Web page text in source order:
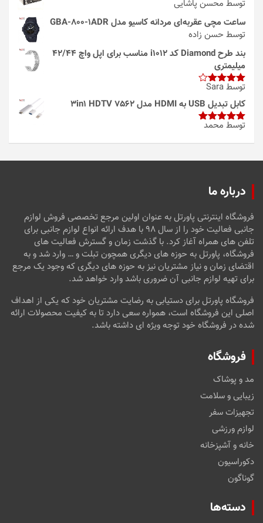
توسط محسن پاشایی
ساعت مچی عقربه‌ای مردانه کاسیو مدل GBA-800-1ADR
توسط حسن زاده
بند طرح Diamond کد i1012 مناسب برای اپل واچ 42/44
میلیمتری
امتیاز4
از 5
توسط Sara
کابل تبدیل USB به HDMI مدل 3in1 HDTV 7562
امتیاز5از
توسط محمد
درباره ما
فروشگاه اینترنتی پاورتل به عنوان اولین مرجع تخصصی فروش لوازم
جانبی فعالیت خود را از سال ۹۸ با هدف ارائه انواع لوازم جانبی برای
تلفن های همراه آغاز کرد. با گذشت زمان و گسترش فعالیت های
فروشگاه، پاورتل به حوزه های دیگری همچون تبلت و … وارد شد و به
اقتضای زمان و نیاز مشتریان نیز به حوزه های دیگری که وجود یک مرجع
برای تهیه لوازم جانبی آن ضروری باشد وارد خواهد شد.
فروشگاه پاورتل برای دستیابی به رضایت مشتریان خود که یکی از اهداف
اصلی این فروشگاه است، همواره سعی دارد تا به کیفیت محصولات ارائه
شده در فروشگاه خود توجه ویژه ای داشته باشد.
فروشگاه
مد و پوشاک
زیبایی و سلامت
تجهیزات سفر
لوازم ورزشی
خانه و آشپزخانه
دکوراسیون
گوناگون
دسته‌ها